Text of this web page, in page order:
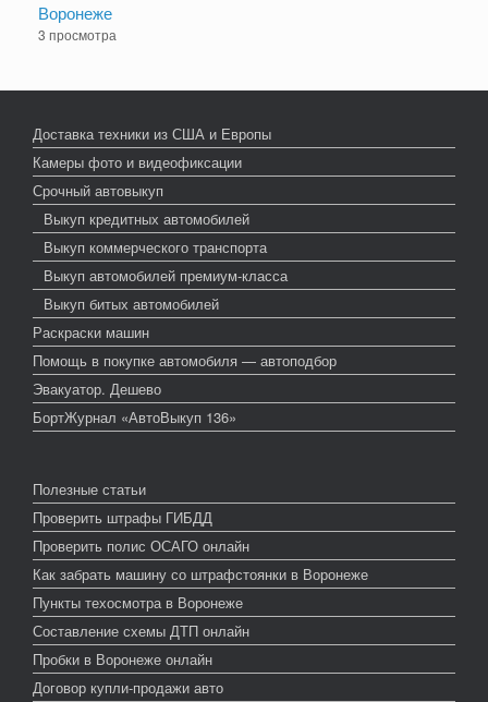
Воронеже
3 просмотра
Доставка техники из США и Европы
Камеры фото и видеофиксации
Срочный автовыкуп
Выкуп кредитных автомобилей
Выкуп коммерческого транспорта
Выкуп автомобилей премиум-класса
Выкуп битых автомобилей
Раскраски машин
Помощь в покупке автомобиля — автоподбор
Эвакуатор. Дешево
БортЖурнал «АвтоВыкуп 136»
Полезные статьи
Проверить штрафы ГИБДД
Проверить полис ОСАГО онлайн
Как забрать машину со штрафстоянки в Воронеже
Пункты техосмотра в Воронеже
Составление схемы ДТП онлайн
Пробки в Воронеже онлайн
Договор купли-продажи авто